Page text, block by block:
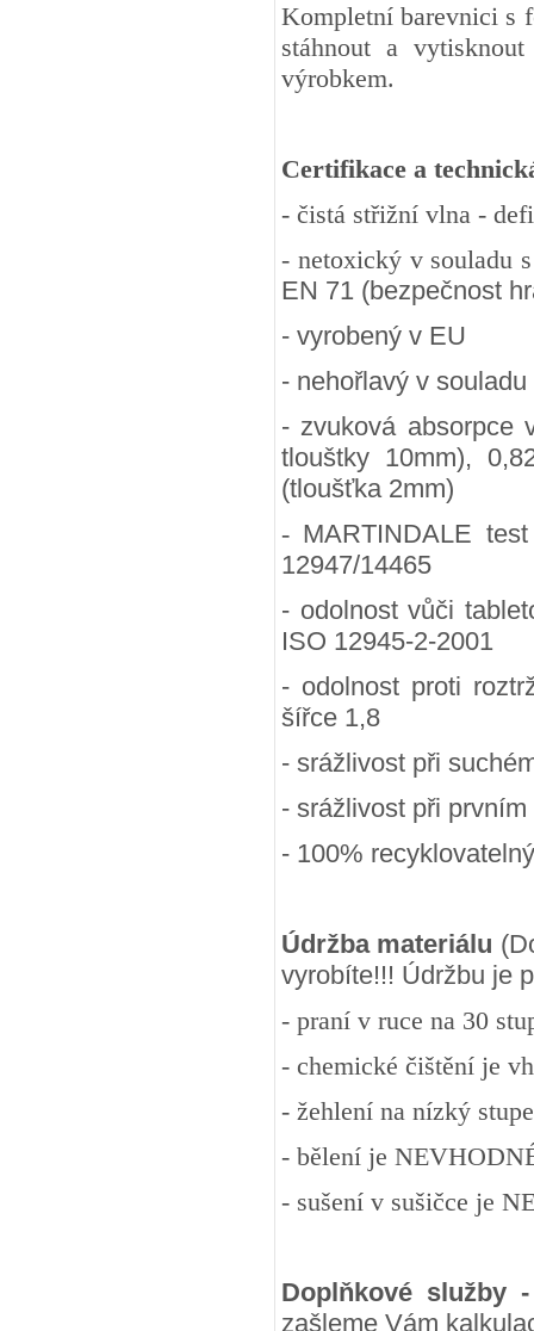
Kompletní barevnici s
stáhnout a
výrobkem.
Certifikace a
- čistá střižní vlna -
- netoxický v souladu
EN 71 (bezpečnost
- vyrobený v EU
- nehořlavý v
- zvuková absorpce
tlouštky 10mm),
(tloušťka 2mm)
- MARTINDALE
12947/14465
- odolnost vůči
ISO 12945-2-2001
- odolnost proti
šířce 1,8
- srážlivost při
- srážlivost při
- 100% recyklovatelný
Údržba materiálu
vyrobíte!!! Údržbu je
- praní v ruce na 30
- chemické čištění je
- žehlení na nízký
- bělení je
- sušení v sušičce je
Doplňkové služby
zašleme Vám